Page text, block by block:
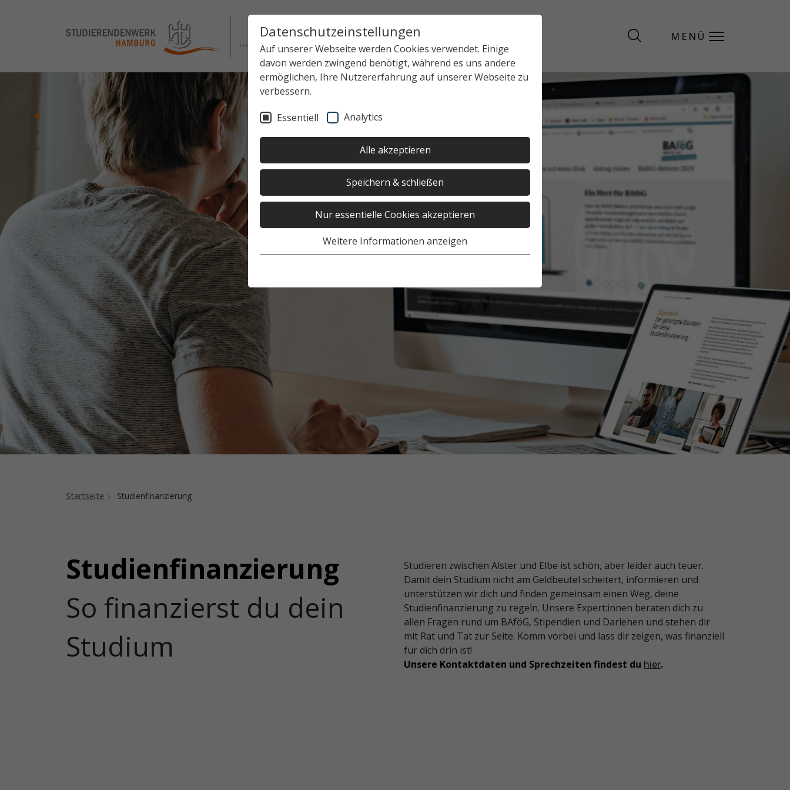
Datenschutzeinstellungen
Auf unserer Webseite werden Cookies verwendet. Einige
davon werden zwingend benötigt, während es uns andere
ermöglichen, Ihre Nutzererfahrung auf unserer Webseite zu
verbessern.
Essentiell Analytics
Alle akzeptieren
Speichern & schließen
Nur essentielle Cookies akzeptieren
Weitere Informationen anzeigen
MENÜ
MENÜ
Startseite Studienfinanzierung
Studienfinanzierung
So finanzierst du dein
Studium
Studieren zwischen Alster und Elbe ist schön, aber leider auch teuer.
Damit dein Studium nicht am Geldbeutel scheitert, informieren und
unterstützen wir dich und finden gemeinsam einen Weg, deine
Studienfinanzierung zu regeln. Unsere Expert:innen beraten dich zu
allen Fragen rund um BAföG, Stipendien und Darlehen und stehen dir
mit Rat und Tat zur Seite. Komm vorbei und lass dir zeigen, was finanziell
für dich drin ist!
Unsere Kontaktdaten und Sprechzeiten findest du hier.